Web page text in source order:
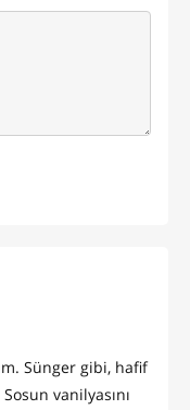
Sünger gibi, hafif
vanilyasını